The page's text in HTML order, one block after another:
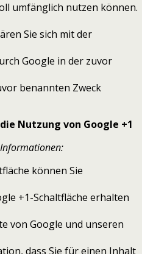
umfänglich nutzen können.
Sie sich mit der
Google in der zuvor
benannten Zweck
Nutzung von Google +1
können Sie
+1-Schaltfläche erhalten
von Google und unseren
dass Sie für einen Inhalt